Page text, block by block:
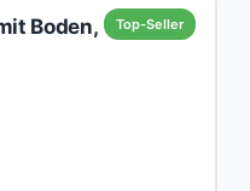
Top-Seller
Boden,